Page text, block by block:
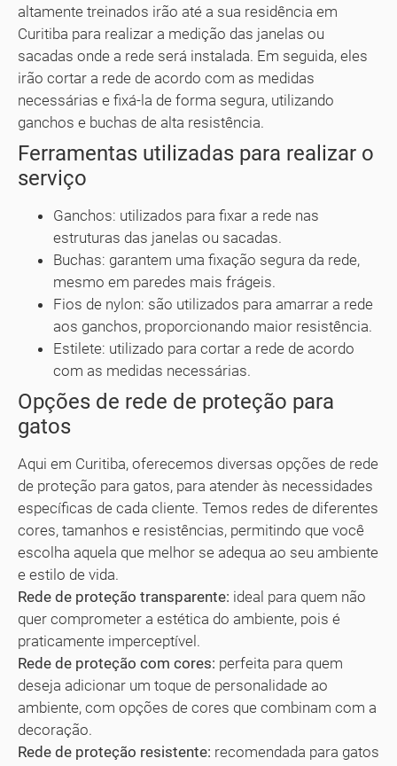
altamente treinados irão até a sua residência em
Curitiba para realizar a medição das janelas ou
sacadas onde a rede será instalada. Em seguida, eles
irão cortar a rede de acordo com as medidas
necessárias e fixá-la de forma segura, utilizando
ganchos e buchas de alta resistência.
Ferramentas utilizadas para realizar o
serviço
Ganchos: utilizados para fixar a rede nas
estruturas das janelas ou sacadas.
Buchas: garantem uma fixação segura da rede,
mesmo em paredes mais frágeis.
Fios de nylon: são utilizados para amarrar a rede
aos ganchos, proporcionando maior resistência.
Estilete: utilizado para cortar a rede de acordo
com as medidas necessárias.
Opções de rede de proteção para
gatos
Aqui em Curitiba, oferecemos diversas opções de rede
de proteção para gatos, para atender às necessidades
específicas de cada cliente. Temos redes de diferentes
cores, tamanhos e resistências, permitindo que você
escolha aquela que melhor se adequa ao seu ambiente
e estilo de vida.
Rede de proteção transparente: ideal para quem não
quer comprometer a estética do ambiente, pois é
praticamente imperceptível.
Rede de proteção com cores: perfeita para quem
deseja adicionar um toque de personalidade ao
ambiente, com opções de cores que combinam com a
decoração.
Rede de proteção resistente: recomendada para gatos